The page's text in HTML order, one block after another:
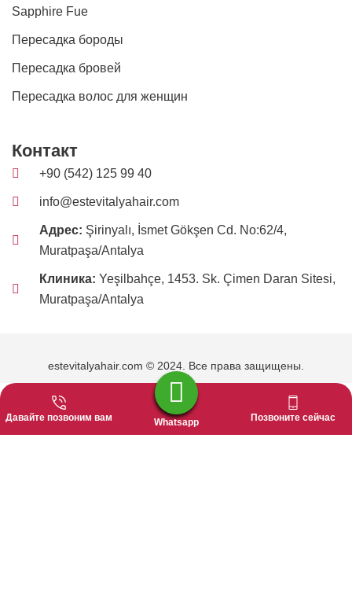
Sapphire Fue
Пересадка бороды
Пересадка бровей
Пересадка волос для женщин
Контакт
+90 (542) 125 99 40
info@estevitalyahair.com
Адрес: Şirinyalı, İsmet Gökşen Cd. No:62/4,
Muratpaşa/Antalya
Клиника: Yeşilbahçe, 1453. Sk. Çimen Daran Sitesi,
Muratpaşa/Antalya
estevitalyahair.com © 2024. Все права защищены.
Давайте позвоним вам Whatsapp Позвоните сейчас